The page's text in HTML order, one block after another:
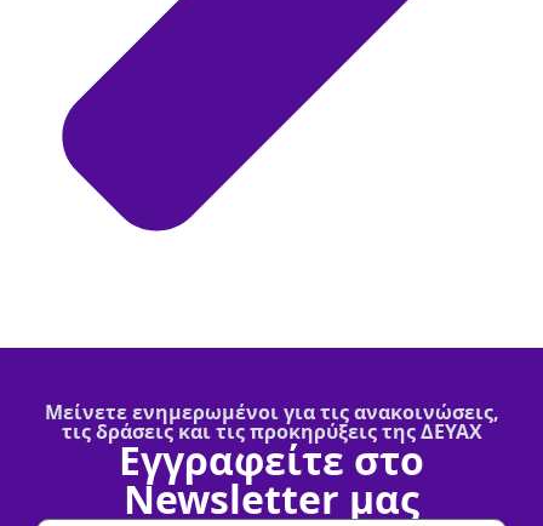
Μείνετε ενημερωμένοι για τις ανακοινώσεις,
τις δράσεις και τις προκηρύξεις της ΔΕΥΑΧ
Εγγραφείτε στο
Newsletter μας